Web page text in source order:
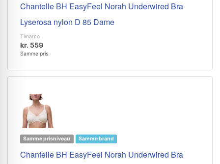
Chantelle BH EasyFeel Norah Underwired Bra
Lyserosa nylon D 85 Dame
Timarco
kr. 559
Samme pris
Samme prisniveau Samme brand
Chantelle BH EasyFeel Norah Underwired Bra